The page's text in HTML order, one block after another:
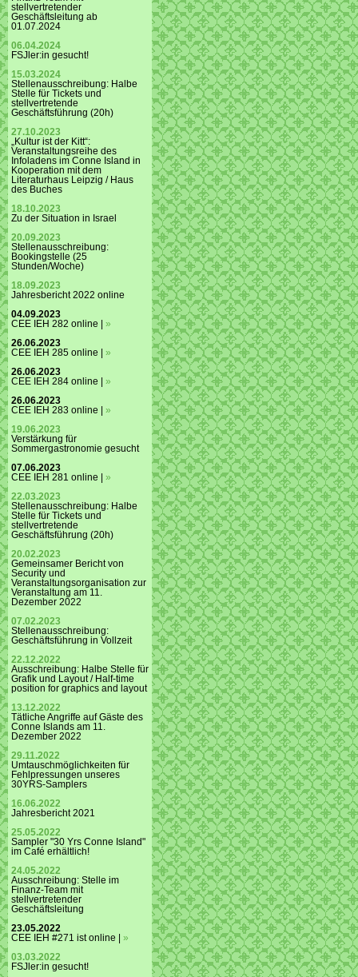
stellvertretender
Geschäftsleitung ab
01.07.2024
06.04.2024
FSJler:in gesucht!
15.03.2024
Stellenausschreibung: Halbe
Stelle für Tickets und
stellvertretende
Geschäftsführung (20h)
27.10.2023
„Kultur ist der Kitt“:
Veranstaltungsreihe des
Infoladens im Conne Island in
Kooperation mit dem
Literaturhaus Leipzig / Haus
des Buches
18.10.2023
Zu der Situation in Israel
20.09.2023
Stellenausschreibung:
Bookingstelle (25
Stunden/Woche)
18.09.2023
Jahresbericht 2022 online
04.09.2023
CEE IEH 282 online | »
26.06.2023
CEE IEH 285 online | »
26.06.2023
CEE IEH 284 online | »
26.06.2023
CEE IEH 283 online | »
19.06.2023
Verstärkung für
Sommergastronomie gesucht
07.06.2023
CEE IEH 281 online | »
22.03.2023
Stellenausschreibung: Halbe
Stelle für Tickets und
stellvertretende
Geschäftsführung (20h)
20.02.2023
Gemeinsamer Bericht von
Security und
Veranstaltungsorganisation zur
Veranstaltung am 11.
Dezember 2022
07.02.2023
Stellenausschreibung:
Geschäftsführung in Vollzeit
22.12.2022
Ausschreibung: Halbe Stelle für
Grafik und Layout / Half-time
position for graphics and layout
13.12.2022
Tätliche Angriffe auf Gäste des
Conne Islands am 11.
Dezember 2022
29.11.2022
Umtauschmöglichkeiten für
Fehlpressungen unseres
30YRS-Samplers
16.06.2022
Jahresbericht 2021
25.05.2022
Sampler "30 Yrs Conne Island"
im Café erhältlich!
24.05.2022
Ausschreibung: Stelle im
Finanz-Team mit
stellvertretender
Geschäftsleitung
23.05.2022
CEE IEH #271 ist online | »
03.03.2022
FSJler:in gesucht!